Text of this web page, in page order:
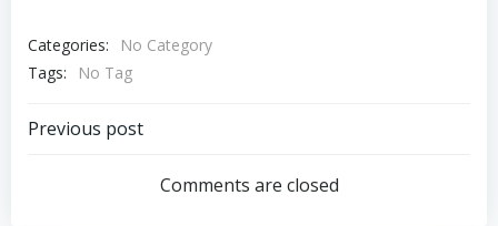
Categories:
No Category
Tags:
No Tag
Post
navigation
Previous post
Comments are closed